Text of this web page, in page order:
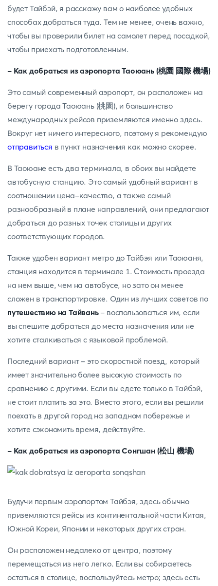
будет Тайбэй, я расскажу вам о наиболее удобных
способах добраться туда. Тем не менее, очень важно,
чтобы вы проверили билет на самолет перед посадкой,
чтобы приехать подготовленным.
- Как добраться из аэропорта Таоюань (桃園 國際 機場)
Это самый современный аэропорт, он расположен на
берегу города Таоюань (桃園), и большинство
международных рейсов приземляются именно здесь.
Вокруг нет ничего интересного, поэтому я рекомендую
отправиться в пункт назначения как можно скорее.
В Таоюане есть два терминала, в обоих вы найдете
автобусную станцию. Это самый удобный вариант в
соотношении цена-качество, а также самый
разнообразный в плане направлений, они предлагают
добраться до разных точек столицы и других
соответствующих городов.
Также удобен вариант метро до Тайбэя или Таоюаня,
станция находится в терминале 1. Стоимость проезда
на нем выше, чем на автобусе, но зато он менее
сложен в транспортировке. Один из лучших советов по
путешествию на Тайвань- воспользоваться им, если
вы спешите добраться до места назначения или не
хотите сталкиваться с языковой проблемой.
Последний вариант - это скоростной поезд, который
имеет значительно более высокую стоимость по
сравнению с другими. Если вы едете только в Тайбэй,
не стоит платить за это. Вместо этого, если вы решили
поехать в другой город на западном побережье и
хотите сэкономить время, действуйте.
- Как добраться из аэропорта Сонгшан (松山 機場)
Будучи первым аэропортом Тайбэя, здесь обычно
приземляются рейсы из континентальной части Китая,
Южной Кореи, Японии и некоторых других стран.
Он расположен недалеко от центра, поэтому
перемещаться из него легко. Если вы собираетесь
остаться в столице, воспользуйтесь метро; здесь есть